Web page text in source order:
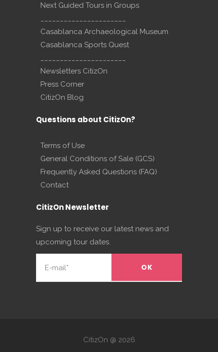
Next Guided Tours in Groups
Casablanca Archaeological Museum
Casablanca Sports Quest
Newsletters CitizOn
Press Corner
CitizOn Blog
Questions about CitizOn?
Terms of Use
General Conditions of Sale (GCS)
Frequently Asked Questions (FAQ)
Contact
CitizOn Newsletter
Sign up to receive our latest news and
upcoming tour dates.
CitizOn @ 2026